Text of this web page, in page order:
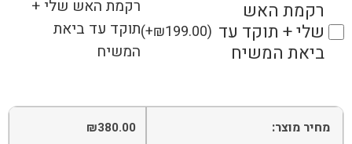
רקמת האש
שלי + תוקד עד
ביאת המשיח
(+₪199.00)
רקמת האש שלי +
תוקד עד ביאת
המשיח
מחיר מוצר: ₪380.00